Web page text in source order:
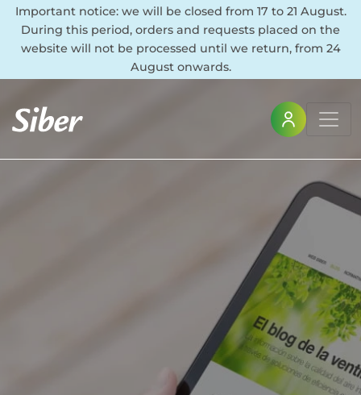
Important notice: we will be closed from 17 to 21 August.
During this period, orders and requests placed on the
website will not be processed until we return, from 24
August onwards.